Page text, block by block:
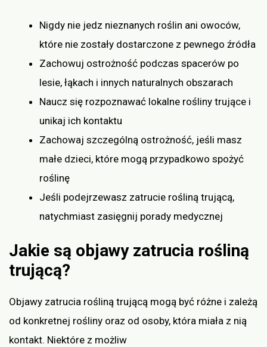
Nigdy nie jedz nieznanych roślin ani owoców,
które nie zostały dostarczone z pewnego źródła
Zachowuj ostrożność podczas spacerów po
lesie, łąkach i innych naturalnych obszarach
Naucz się rozpoznawać lokalne rośliny trujące i
unikaj ich kontaktu
Zachowaj szczególną ostrożność, jeśli masz
małe dzieci, które mogą przypadkowo spożyć
roślinę
Jeśli podejrzewasz zatrucie rośliną trującą,
natychmiast zasięgnij porady medycznej
Jakie są objawy zatrucia rośliną
trującą?
Objawy zatrucia rośliną trującą mogą być różne i zależą
od konkretnej rośliny oraz od osoby, która miała z nią
kontakt. Niektóre z możliw